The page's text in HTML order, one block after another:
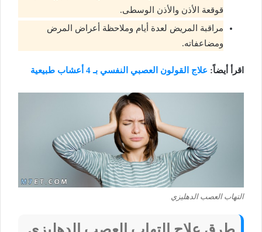
قوقعة الأذن والأذن الوسطى.
مراقبة المريض لعدة أيام وملاحظة أعراض المرض
ومضاعفاته.
اقرأ أيضاً: علاج القولون العصبي النفسي بـ 4 أعشاب طبيعية
التهاب العصب الدهليزي